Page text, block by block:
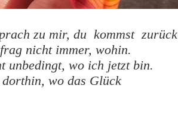
zu mir, du kommst zurück
nicht immer, wohin.
unbedingt, wo ich jetzt bin.
dorthin, wo das Glück